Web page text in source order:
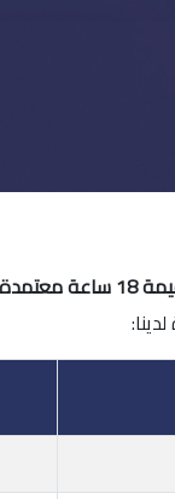
(وهي قيمة 18